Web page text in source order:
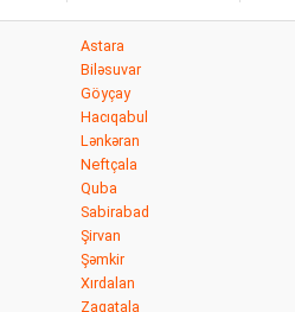
Astara
Biləsuvar
Göyçay
Hacıqabul
Lənkəran
Neftçala
Quba
Sabirabad
Şirvan
Şəmkir
Xırdalan
Zaqatala